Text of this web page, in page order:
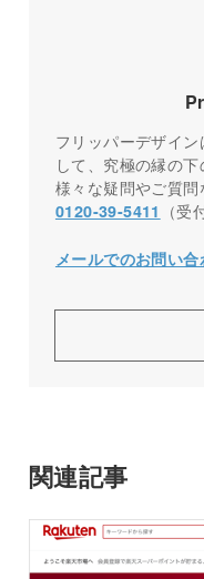
フリッパーデザイ
して、究極の縁の
様々な疑問やご質問
0120-39-5411 （
メールでのお問い合
関連記事